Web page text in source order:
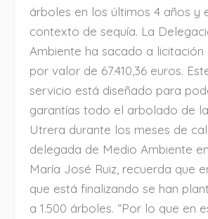
árboles en los últimos 4 años y
contexto de sequía. La
Ambiente ha sacado a
por valor de 67.410,36 euros.
servicio está diseñado para
garantías todo el arbolado de
Utrera durante los meses de
delegada de Medio Ambiente
María José Ruiz, recuerda que
que está finalizando se han
a 1.500 árboles. “Por lo que en